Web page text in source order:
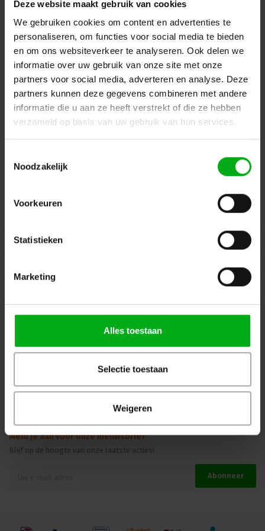
Deze website maakt gebruik van cookies
We gebruiken cookies om content en advertenties te
personaliseren, om functies voor social media te bieden
en om ons websiteverkeer te analyseren. Ook delen we
informatie over uw gebruik van onze site met onze
partners voor social media, adverteren en analyse. Deze
partners kunnen deze gegevens combineren met andere
informatie die u aan ze heeft verstrekt of die ze hebben
verzameld op basis van uw gebruik van hun services.
Noodzakelijk
Voorkeuren
Statistieken
Marketing
Alles toestaan
Selectie toestaan
Weigeren
Terug naar vorige pagina
Dé specialist podiumtechniek; van schets naar uitvoering
Kleine Tocht 32 1507 CA
Zaandam
+ 31 85 40 15 92 9
info@podiumtechniek.nl
Volg ons op Facebook
Volg ons op Instagram
Volg ons op Linkedin
Over Podiumtechniek
Veilig winkelen
Meld je aan voor onze nieuwsbrief
Blijf op de hoogte van onze laatste acties!
Abonneer